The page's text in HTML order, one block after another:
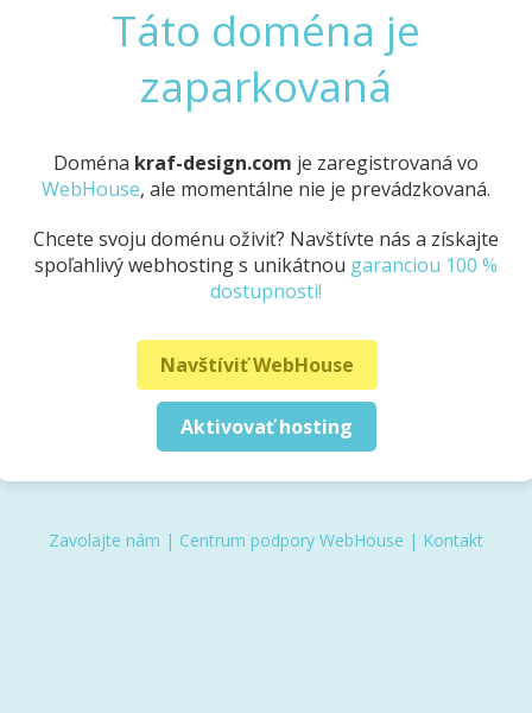
Táto doména je
zaparkovaná
Doména kraf-design.com je zaregistrovaná vo
WebHouse, ale momentálne nie je prevádzkovaná.
Chcete svoju doménu oživiť? Navštívte nás a získajte
spoľahlivý webhosting s unikátnou garanciou 100 %
dostupnosti!
Navštíviť WebHouse
Aktivovať hosting
Zavolajte nám | Centrum podpory WebHouse | Kontakt